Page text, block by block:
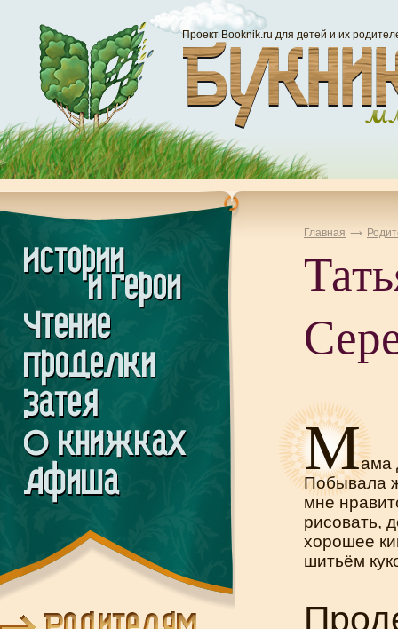
Проект Booknik.ru для детей и их
Главная
Мама
Побывала
мне
рисовать,
хорошее
шитьём